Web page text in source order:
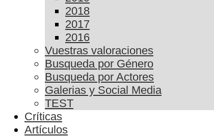
2018
2017
2016
Vuestras valoraciones
Busqueda por Género
Busqueda por Actores
Galerias y Social Media
TEST
Críticas
Artículos